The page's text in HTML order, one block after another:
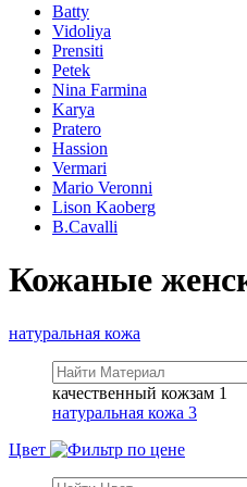
Batty
Vidoliya
Prensiti
Petek
Nina Farmina
Karya
Pratero
Hassion
Vermari
Mario Veronni
Lison Kaoberg
B.Cavalli
Кожаные
натуральная кожа
качественный кожзам 1
натуральная кожа 3
Цвет